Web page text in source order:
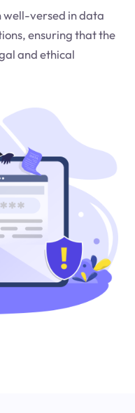
well-versed in data
ensuring that the
and ethical